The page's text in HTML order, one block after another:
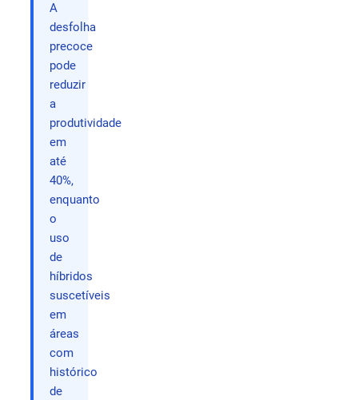
A
desfolha
precoce
pode
reduzir
a
produtividade
em
até
40%,
enquanto
o
uso
de
híbridos
suscetíveis
em
áreas
com
histórico
de